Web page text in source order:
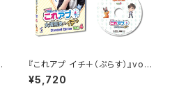
『これアプ イチ＋（ぷらす）』vol.
4 デレクターズカット通常版（D
VD2枚組）
¥5,720